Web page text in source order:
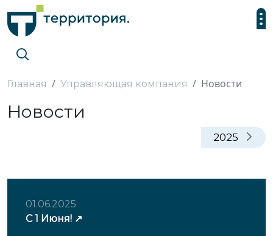
Главная Управляющая компания Новости
Новости
2025
01.06.2025
С 1 Июня!